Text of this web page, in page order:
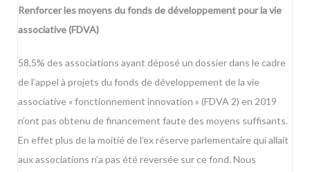
Renforcer les moyens du fonds de développement pour la vie
associative (FDVA)
58,5% des associations ayant déposé un dossier dans le cadre
de l’appel à projets du fonds de développement de la vie
associative « fonctionnement innovation » (FDVA 2) en 2019
n’ont pas obtenu de financement faute des moyens suffisants.
En effet plus de la moitié de l’ex réserve parlementaire qui allait
aux associations n’a pas été reversée sur ce fond. Nous